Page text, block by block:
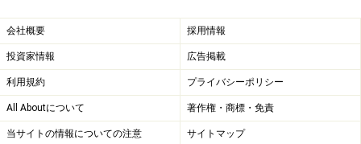
会社概要 採用情報
投資家情報 広告掲載
利用規約 プライバシーポリシー
All Aboutについて 著作権・商標・免責
当サイトの情報についての注意 サイトマップ